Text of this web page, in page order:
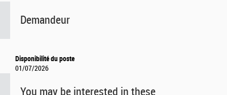
Demandeur
Disponibilité du poste
01/07/2026
You may be interested in these